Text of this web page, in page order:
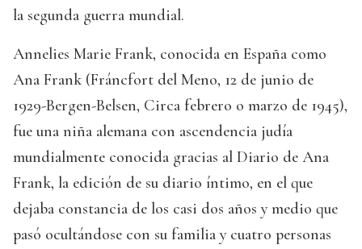
la segunda guerra mundial.
Annelies Marie Frank, conocida en España como
Ana Frank (Fráncfort del Meno, 12 de junio de
1929-Bergen-Belsen, Circa febrero o marzo de 1945),
fue una niña alemana con ascendencia judía
mundialmente conocida gracias al Diario de Ana
Frank, la edición de su diario íntimo, en el que
dejaba constancia de los casi dos años y medio que
pasó ocultándose con su familia y cuatro personas